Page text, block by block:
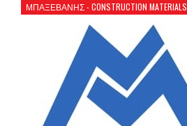
ΜΠΑΞΕΒΑΝΗΣ - CONSTRUCTION MATERIALS